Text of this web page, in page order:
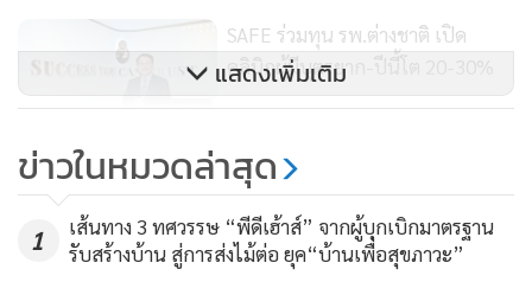
อาจณรงค์ และในอนาคตยังพร้อมรองรับกลุ่มบุคลากรทางแพทย์
จากโรงพยาบาลสินแพทย์ พัฒนาการ ซึ่งอยู่ติดกับโครงการอีก
ด้วย โครงการยังมี VIP EXCLUSIVE ส่วนลดเพิ่มสูงสุด 300,000
รับเพิ่ม iPhone15
สำหรับโรงพยาบาลสินแพทย์ พัฒนาการ ซึ่งอยู่ด้านหน้าโครงการ
เป็นโรงพยาบาลแห่งที่ 14 ในเครือสินแพทย์ โดยดร.สิทธิ ภาณุ
259
SAFE ร่วมทุน รพ.ต่างชาติ เปิด
คลินิกผู้มีบุตรยาก-ปีนี้โต 20-30%
124
BEM พาเล่าเรื่องรอบราง... ความ
หมายที่แตกต่าง แต่ปลายทาง
เดียวกัน
แสดงเพิ่มเติม
ข่าวในหมวดล่าสุด
1
เส้นทาง 3 ทศวรรษ “พีดีเฮ้าส์” จากผู้บุกเบิกมาตรฐาน
รับสร้างบ้าน สู่การส่งไม้ต่อ ยุค“บ้านเพื่อสุขภาวะ”